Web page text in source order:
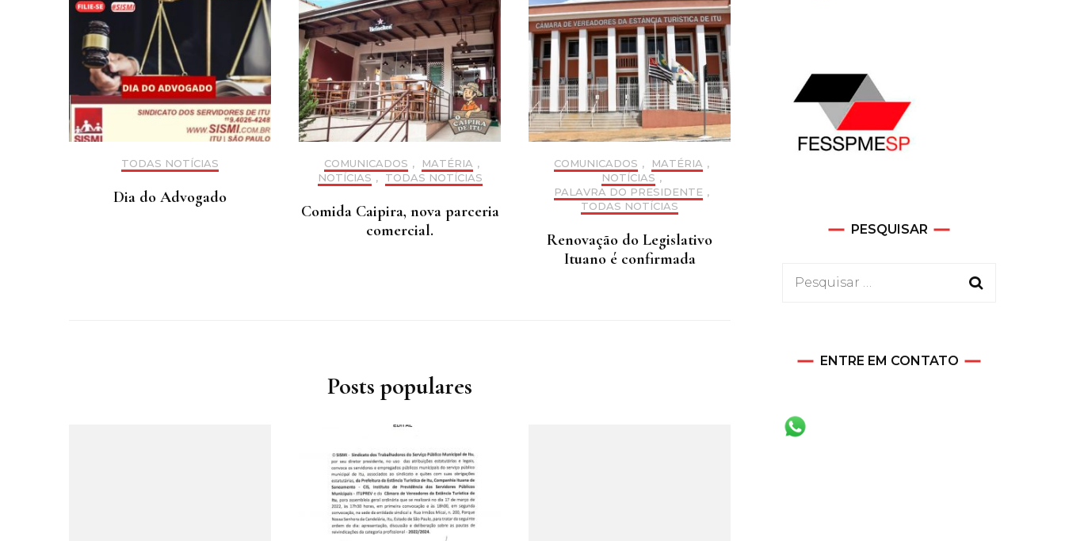
TODAS NOTÍCIAS
Dia do Advogado
COMUNICADOS , MATÉRIA ,
NOTÍCIAS , TODAS NOTÍCIAS
Comida Caipira, nova parceria
comercial.
COMUNICADOS , MATÉRIA ,
NOTÍCIAS ,
PALAVRA DO PRESIDENTE ,
TODAS NOTÍCIAS
Renovação do Legislativo
Ituano é confirmada
Posts populares
PESQUISAR
Pesquisar
ENTRE EM CONTATO